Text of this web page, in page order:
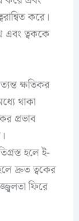
করে।
এবং ত্বককে
ক্ষতিকর
থাকা
প্রভাব
হলে ই-
দ্রুত ত্বকের
ফিরে